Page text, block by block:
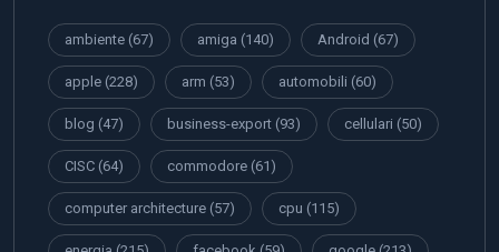
ambiente (67) amiga (140) Android (67)
apple (228) arm (53) automobili (60)
blog (47) business-export (93) cellulari (50)
CISC (64) commodore (61)
computer architecture (57) cpu (115)